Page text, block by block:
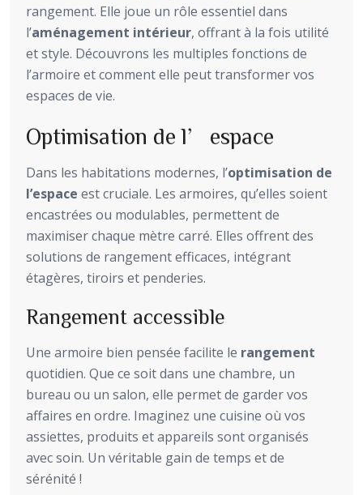
rangement. Elle joue un rôle essentiel dans
l’aménagement intérieur, offrant à la fois utilité
et style. Découvrons les multiples fonctions de
l’armoire et comment elle peut transformer vos
espaces de vie.
Optimisation de l’espace
Dans les habitations modernes, l’optimisation de
l’espace est cruciale. Les armoires, qu’elles soient
encastrées ou modulables, permettent de
maximiser chaque mètre carré. Elles offrent des
solutions de rangement efficaces, intégrant
étagères, tiroirs et penderies.
Rangement accessible
Une armoire bien pensée facilite le rangement
quotidien. Que ce soit dans une chambre, un
bureau ou un salon, elle permet de garder vos
affaires en ordre. Imaginez une cuisine où vos
assiettes, produits et appareils sont organisés
avec soin. Un véritable gain de temps et de
sérénité !